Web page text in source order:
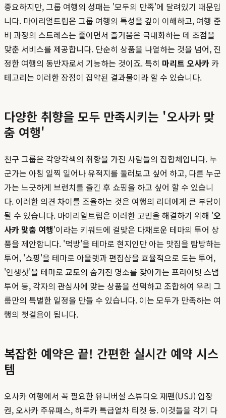
중요하지만, 그룹 여행의 성패는 '모두의 만족'에 달려있기 때문입
니다. 마이리얼트립은 그룹 여행의 특성을 깊이 이해하고, 여행 준
비 과정의 스트레스는 줄이면서 즐거움은 극대화하는 데 초점을
맞춘 서비스를 제공합니다. 단순히 상품을 나열하는 것을 넘어, 진
정한 여행의 동반자로서 기능하는 것이죠. 특히 마리트 오사카 카
테고리는 이러한 장점이 집약된 결과물이라 할 수 있습니다.
다양한 취향을 모두 만족시키는 '오사카 맞
춤 여행'
친구 그룹은 각양각색의 취향을 가진 사람들의 집합체입니다. 누
군가는 아침 일찍 일어나 유적지를 둘러보고 싶어 하고, 다른 누군
가는 느긋하게 브런치를 즐긴 후 쇼핑을 하고 싶어 할 수 있습니
다. 이러한 의견 차이를 조율하는 것은 여행의 리더에게 큰 부담이
될 수 있습니다. 마이리얼트립은 이러한 고민을 해결하기 위해 '오
사카 맞춤 여행'이라는 키워드에 걸맞은 다채로운 테마의 투어 상
품을 제안합니다. '먹방'을 테마로 현지인만 아는 맛집을 탐방하는
투어, '쇼핑'을 테마로 아울렛과 편집샵을 효율적으로 도는 투어,
'인생샷'을 테마로 교토의 숨겨진 명소를 찾아가는 프라이빗 스냅
투어 등, 각자의 관심사에 맞는 상품을 선택하고 조합하여 우리 그
룹만의 특별한 일정을 만들 수 있습니다. 이는 모두가 만족하는 여
행의 첫걸음이 됩니다.
복잡한 예약은 끝! 간편한 실시간 예약 시스
템
오사카 여행에서 꼭 필요한 유니버설 스튜디오 재팬(USJ) 입장
권, 오사카 주유패스, 하루카 특급열차 티켓 등. 이것들을 각기 다